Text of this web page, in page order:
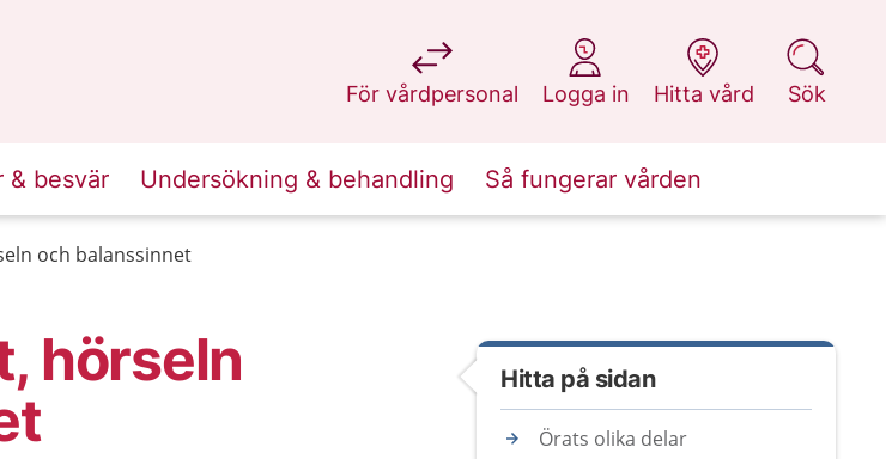
För vårdpersonal
på 1177.se
Logga in
på 1177.se
Hitta vård
på 1177.se
Sök
på 1177.se
& besvär Undersökning & behandling Så fungerar vården
och balanssinnet
hörseln
Hitta på sidan
Örats olika delar